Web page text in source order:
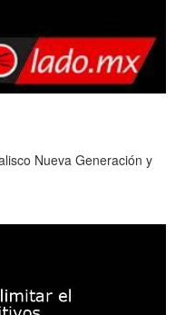
Nueva Generación y